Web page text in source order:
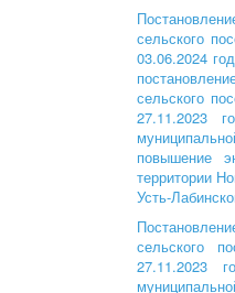
сельского
03.06.2024
сельского
27.11.2023
повышение
территории
Усть-
сельского
27.11.2023